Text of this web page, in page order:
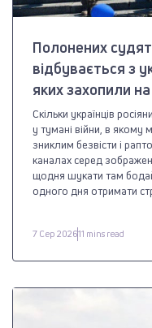
Полонених
відбувається з
яких захопили
Скільки українців
у тумані війни, в якому
зниклим безвісти і
каналах серед
щодня шукати там
одного дня отримати
7 Сер 202611 mins read